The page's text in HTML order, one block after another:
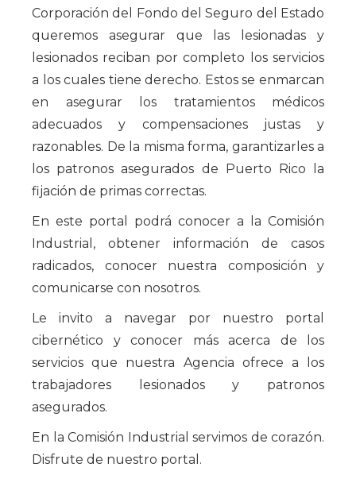
Corporación del Fondo del Seguro del Estado
queremos asegurar que las lesionadas y
lesionados reciban por completo los servicios
a los cuales tiene derecho. Estos se enmarcan
en asegurar los tratamientos médicos
adecuados y compensaciones justas y
razonables. De la misma forma, garantizarles a
los patronos asegurados de Puerto Rico la
fijación de primas correctas.
En este portal podrá conocer a la Comisión
Industrial, obtener información de casos
radicados, conocer nuestra composición y
comunicarse con nosotros.
Le invito a navegar por nuestro portal
cibernético y conocer más acerca de los
servicios que nuestra Agencia ofrece a los
trabajadores lesionados y patronos
asegurados.
En la Comisión Industrial servimos de corazón.
Disfrute de nuestro portal.